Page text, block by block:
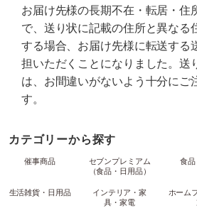
お届け先様の長期不在・転居・住
で、送り状に記載の住所と異なる
する場合、お届け先様に転送する
担いただくことになりました。送
は、お間違いがないよう十分にご
す。
カテゴリーから探す
催事商品
セブンプレミアム
（食品・日用品）
食品
生活雑貨・日用品
インテリア・家
具・家電
ホーム